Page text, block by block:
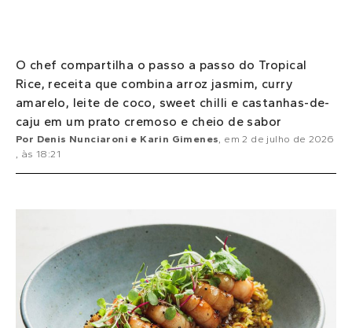
O chef compartilha o passo a passo do Tropical
Rice, receita que combina arroz jasmim, curry
amarelo, leite de coco, sweet chilli e castanhas-de-
caju em um prato cremoso e cheio de sabor
Por Denis Nunciaroni e Karin Gimenes, em 2 de julho de 2026
, às 18:21